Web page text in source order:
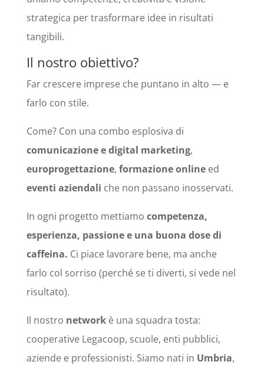
strategica per trasformare idee in risultati
tangibili.
Il nostro obiettivo?
Far crescere imprese che puntano in alto — e
farlo con stile.
Come? Con una combo esplosiva di
comunicazione e digital marketing,
europrogettazione, formazione onlineed
eventi aziendali che non passano inosservati.
In ogni progetto mettiamo competenza,
esperienza, passione e una buona dose di
caffeina. Ci piace lavorare bene, ma anche
farlo col sorriso (perché se ti diverti, si vede nel
risultato).
Il nostro networkè una squadra tosta:
cooperative Legacoop, scuole, enti pubblici,
aziende e professionisti. Siamo nati in Umbria,